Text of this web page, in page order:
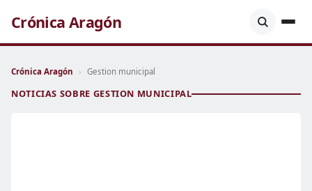
Crónica Aragón
Crónica Aragón › Gestion municipal
NOTICIAS SOBRE GESTION MUNICIPAL